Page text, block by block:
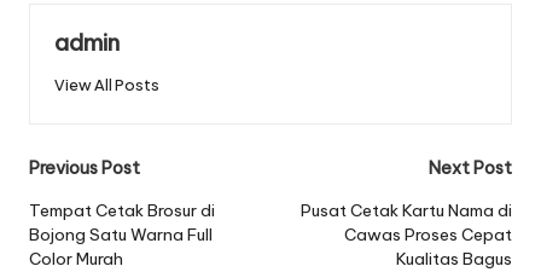
admin
View All Posts
Post
navigation
Previous Post
Tempat Cetak Brosur di
Bojong Satu Warna Full
Color Murah
Next Post
Pusat Cetak Kartu Nama di
Cawas Proses Cepat
Kualitas Bagus